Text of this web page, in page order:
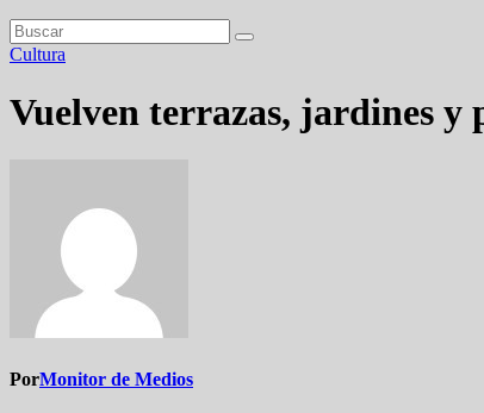
Cultura
Vuelven terrazas, jardines y
PorMonitor de Medios